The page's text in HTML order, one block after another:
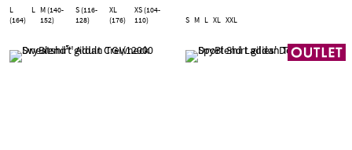
L
(164)
L M (140-
152)
S (116-
128)
XL
(176)
XS (104-
110)
S M L XL XXL